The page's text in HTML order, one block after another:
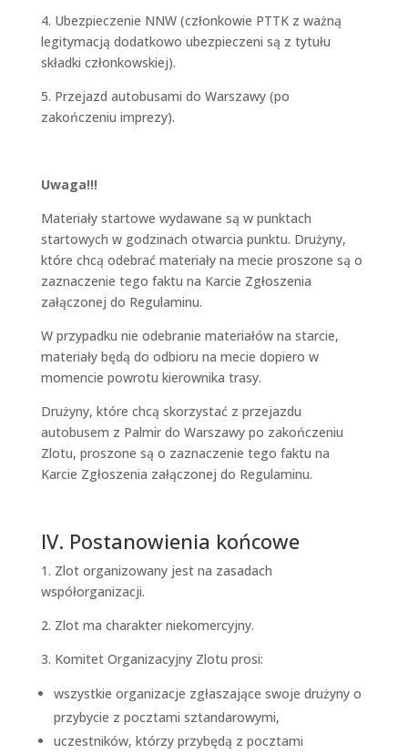
4. Ubezpieczenie NNW (członkowie PTTK z ważną
legitymacją dodatkowo ubezpieczeni są z tytułu
składki członkowskiej).
5. Przejazd autobusami do Warszawy (po
zakończeniu imprezy).
Uwaga!!!
Materiały startowe wydawane są w punktach
startowych w godzinach otwarcia punktu. Drużyny,
które chcą odebrać materiały na mecie proszone są o
zaznaczenie tego faktu na Karcie Zgłoszenia
załączonej do Regulaminu.
W przypadku nie odebranie materiałów na starcie,
materiały będą do odbioru na mecie dopiero w
momencie powrotu kierownika trasy.
Drużyny, które chcą skorzystać z przejazdu
autobusem z Palmir do Warszawy po zakończeniu
Zlotu, proszone są o zaznaczenie tego faktu na
Karcie Zgłoszenia załączonej do Regulaminu.
IV. Postanowienia końcowe
1. Zlot organizowany jest na zasadach
współorganizacji.
2. Zlot ma charakter niekomercyjny.
3. Komitet Organizacyjny Zlotu prosi:
wszystkie organizacje zgłaszające swoje drużyny o
przybycie z pocztami sztandarowymi,
uczestników, którzy przybędą z pocztami